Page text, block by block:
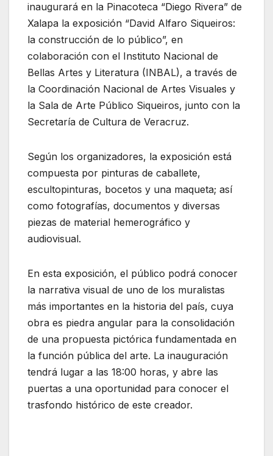
inaugurará en la Pinacoteca “Diego Rivera” de
Xalapa la exposición “David Alfaro Siqueiros:
la construcción de lo público”, en
colaboración con el Instituto Nacional de
Bellas Artes y Literatura (INBAL), a través de
la Coordinación Nacional de Artes Visuales y
la Sala de Arte Público Siqueiros, junto con la
Secretaría de Cultura de Veracruz.
Según los organizadores, la exposición está
compuesta por pinturas de caballete,
escultopinturas, bocetos y una maqueta; así
como fotografías, documentos y diversas
piezas de material hemerográfico y
audiovisual.
En esta exposición, el público podrá conocer
la narrativa visual de uno de los muralistas
más importantes en la historia del país, cuya
obra es piedra angular para la consolidación
de una propuesta pictórica fundamentada en
la función pública del arte. La inauguración
tendrá lugar a las 18:00 horas, y abre las
puertas a una oportunidad para conocer el
trasfondo histórico de este creador.